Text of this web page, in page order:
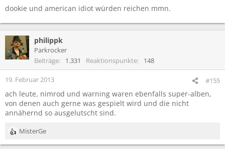
:
dookie und american idiot würden reichen mmn.
philippk
Parkrocker
Beiträge
1.331 Reaktionspunkte 148
19. Februar 2013 #155
ach leute, nimrod und warning waren ebenfalls super-alben,
von denen auch gerne was gespielt wird und die nicht
annähernd so ausgelutscht sind.
R
e
MisterGe